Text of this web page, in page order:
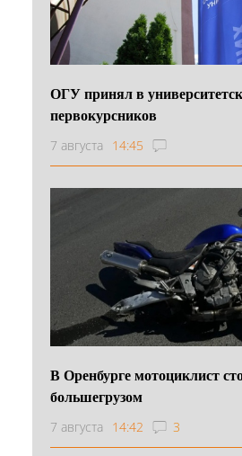
ОГУ принял в
первокурсников
7 августа 14:45
В Оренбурге мотоциклист
большегрузом
7 августа 14:42 3